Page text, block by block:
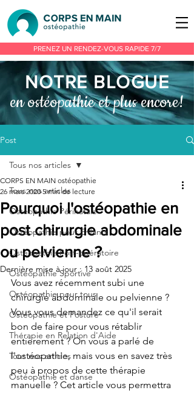
PRENEZ UN RENDEZ-VOUS RAPIDE 7/7
NOTRE BLOGUE
en ostéopathie et plus encore!
Post
Tous nos articles
Ostéopathie Périnatale
Ostéopathie pour Enfants
Ostéopathie Post-opératoire
Ostéopathie Sportive
Ostéopathie pour tous
Ostéopathie et Posture
Thérapie en Relation d'Aide
Tous nos articles
Ostéopathie et danse
Tous nos articles
Pourquoi l'ostéopathie en
post chirurgie abdominale
ou pelvienne ?
CORPS EN MAIN ostéopathie
26 mars 2020 5 min de lecture
Dernière mise à jour : 13 août 2025
Vous avez récemment subi une
chirurgie abdominale ou pelvienne ?
Vous vous demandez ce qu'il serait
bon de faire pour vous rétablir
entièrement ? On vous a parlé de
l'ostéopathie, mais vous en savez très
peu à propos de cette thérapie
manuelle ? Cet article vous permettra